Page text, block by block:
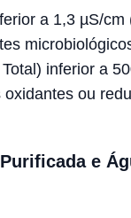
a 1,3 µS/cm
inferior a
ou
e